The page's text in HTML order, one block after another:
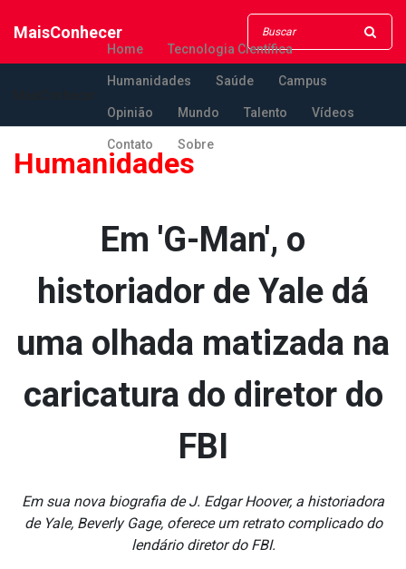
MaisConhecer
Home Tecnologia Científica
Humanidades Saúde Campus
Opinião Mundo Talento Vídeos
Contato Sobre
Humanidades
Em 'G-Man', o
historiador de Yale dá
uma olhada matizada na
caricatura do diretor do
FBI
Em sua nova biografia de J. Edgar Hoover, a historiadora
de Yale, Beverly Gage, oferece um retrato complicado do
lendário diretor do FBI.